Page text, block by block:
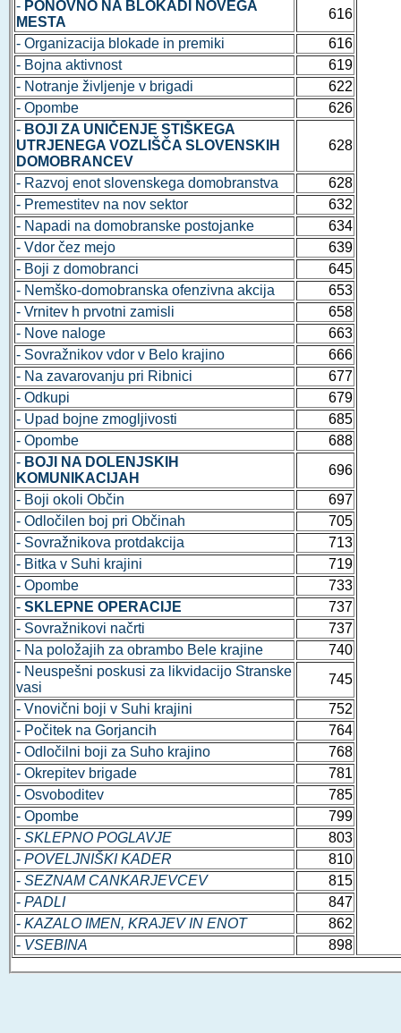
- PONOVNO NA BLOKADI NOVEGA
MESTA
616
- Organizacija blokade in premiki
616
- Bojna aktivnost
619
- Notranje življenje v brigadi
622
- Opombe
626
- BOJI ZA UNIČENJE STIŠKEGA
UTRJENEGA VOZLIŠČA SLOVENSKIH
DOMOBRANCEV
628
- Razvoj enot slovenskega domobranstva
628
- Premestitev na nov sektor
632
- Napadi na domobranske postojanke
634
- Vdor čez mejo
639
- Boji z domobranci
645
- Nemško-domobranska ofenzivna akcija
653
- Vrnitev h prvotni zamisli
658
- Nove naloge
663
- Sovražnikov vdor v Belo krajino
666
- Na zavarovanju pri Ribnici
677
- Odkupi
679
- Upad bojne zmogljivosti
685
- Opombe
688
- BOJI NA DOLENJSKIH
KOMUNIKACIJAH
696
- Boji okoli Občin
697
- Odločilen boj pri Občinah
705
- Sovražnikova protdakcija
713
- Bitka v Suhi krajini
719
- Opombe
733
- SKLEPNE OPERACIJE
737
- Sovražnikovi načrti
737
- Na položajih za obrambo Bele krajine
740
- Neuspešni poskusi za likvidacijo Stranske
vasi
745
- Vnovični boji v Suhi krajini
752
- Počitek na Gorjancih
764
- Odločilni boji za Suho krajino
768
- Okrepitev brigade
781
- Osvoboditev
785
- Opombe
799
- SKLEPNO POGLAVJE
803
- POVELJNIŠKI KADER
810
- SEZNAM CANKARJEVCEV
815
- PADLI
847
- KAZALO IMEN, KRAJEV IN ENOT
862
- VSEBINA 898